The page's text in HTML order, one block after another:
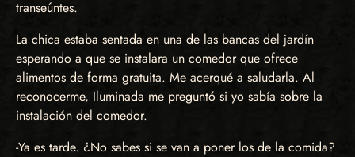
transeúntes.
La chica estaba sentada en una de las bancas del jardín
esperando a que se instalara un comedor que ofrece
alimentos de forma gratuita. Me acerqué a saludarla. Al
reconocerme, Iluminada me preguntó si yo sabía sobre la
instalación del comedor.
-Ya es tarde. ¿No sabes si se van a poner los de la comida?